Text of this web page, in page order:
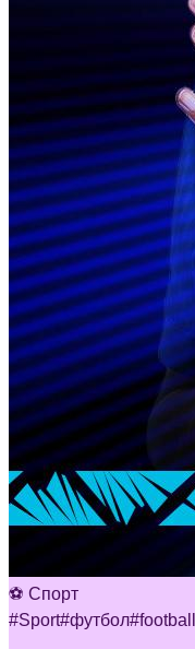
⚽ Спорт
#Sport#футбол#football